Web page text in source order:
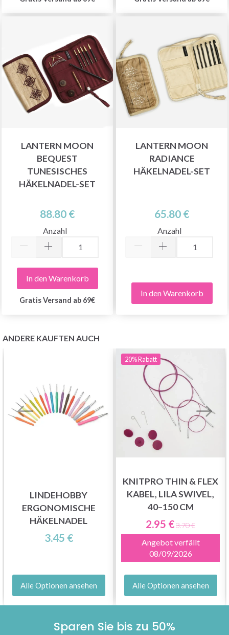
LANTERN MOON
BEQUEST
TUNESISCHES
HÄKELNADEL-SET
88.80 €
Anzahl
In den Warenkorb
Gratis Versand ab 69€
LANTERN MOON
RADIANCE
HÄKELNADEL-SET
65.80 €
Anzahl
In den Warenkorb
ANDERE KAUFTEN AUCH
LINDEHOBBY
ERGONOMISCHE
HÄKELNADEL
3.45 €
Alle Optionen ansehen
20%Rabatt
KNITPRO THIN & FLEX
KABEL, LILA SWIVEL,
40–150 CM
2.95 €3.70 €
Angebot verfällt
08/09/2026
Alle Optionen ansehen
Sparen Sie bis zu 50%